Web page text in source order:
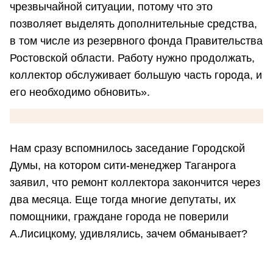
чрезвычайной ситуации, потому что это
позволяет выделять дополнительные средства,
в том числе из резервного фонда Правительства
Ростовской области. Работу нужно продолжать,
коллектор обслуживает большую часть города, и
его необходимо обновить».
Нам сразу вспомнилось заседание Городской
Думы, на котором сити-менеджер Таганрога
заявил, что ремонт коллектора закончится через
два месяца. Еще тогда многие депутаты, их
помощники, граждане города не поверили
А.Лисицкому, удивлялись, зачем обманывает?